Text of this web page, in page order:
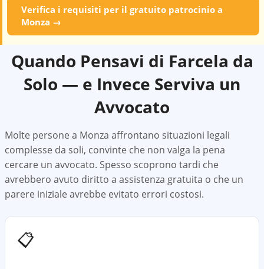
Verifica i requisiti per il gratuito patrocinio a
Monza →
Quando Pensavi di Farcela da
Solo — e Invece Serviva un
Avvocato
Molte persone a Monza affrontano situazioni legali
complesse da soli, convinte che non valga la pena
cercare un avvocato. Spesso scoprono tardi che
avrebbero avuto diritto a assistenza gratuita o che un
parere iniziale avrebbe evitato errori costosi.
📋